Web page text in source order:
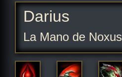
Darius
La Mano de Noxus